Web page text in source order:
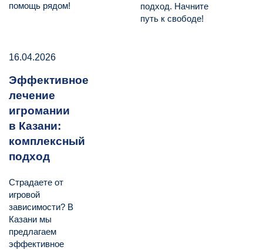
помощь рядом!
подход. Начните
путь к свободе!
16.04.2026
Эффективное
лечение
игромании
в Казани:
комплексный
подход
Страдаете от
игровой
зависимости? В
Казани мы
предлагаем
эффективное